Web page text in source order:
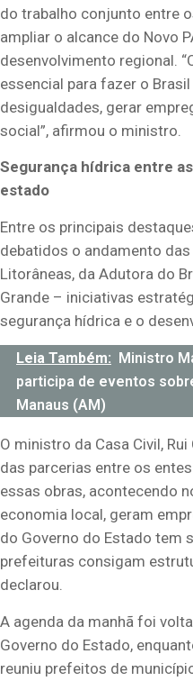
do trabalho conjunto entre
ampliar o alcance do Novo
desenvolvimento regional.
essencial para fazer o
desigualdades, gerar
social”, afirmou o ministro.
Segurança hídrica entre
estado
Entre os principais
debatidos o andamento
Litorâneas, da Adutora do
Grande – iniciativas
segurança hídrica e o
Leia Também: Ministro
participa de eventos
Manaus (AM)
O ministro da Casa Civil,
das parcerias entre os
essas obras, acontecendo
economia local, geram
do Governo do Estado tem
prefeituras consigam
declarou.
A agenda da manhã foi
Governo do Estado,
reuniu prefeitos de